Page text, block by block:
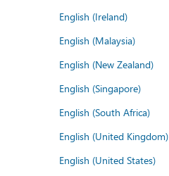
English (Ireland)
English (Malaysia)
English (New Zealand)
English (Singapore)
English (South Africa)
English (United Kingdom)
English (United States)